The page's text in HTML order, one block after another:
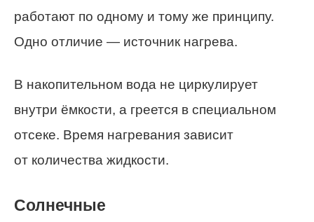
работают по одному и тому же принципу.
Одно отличие — источник нагрева.
В накопительном вода не циркулирует
внутри ёмкости, а греется в специальном
отсеке. Время нагревания зависит
от количества жидкости.
Солнечные